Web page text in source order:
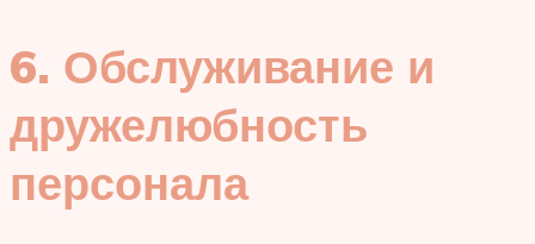
6. Обслуживание и
дружелюбность
персонала